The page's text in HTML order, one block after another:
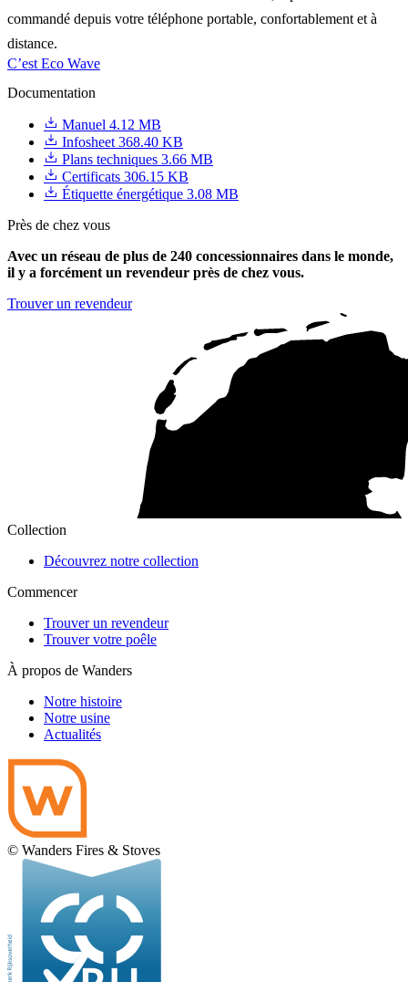
commandé depuis votre téléphone portable, confortablement et à
distance.
C’est Eco Wave
Documentation
Manuel 4.12 MB
Infosheet 368.40 KB
Plans techniques 3.66 MB
Certificats 306.15 KB
Étiquette énergétique 3.08 MB
Près de chez vous
Avec un réseau de plus de 240 concessionnaires dans le monde,
il y a forcément un revendeur près de chez vous.
Trouver un revendeur
Collection
Découvrez notre collection
Commencer
Trouver un revendeur
Trouver votre poêle
À propos de Wanders
Notre histoire
Notre usine
Actualités
© Wanders Fires & Stoves